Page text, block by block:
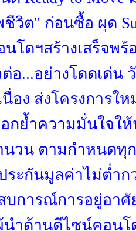
วิต" ก่อนซื้อ ผุด
นโดฯสร้างเสร็จพ
อ...อย่างโดดเด่น
อง ส่งโครงการใ
กย้ำความมั่นใจใ
วน ตามกำหนดทุ
ะกันมูลค่าไม่ต่ำก
บการณ์การอยู่อา
นำด้านดีไซน์คอนโ